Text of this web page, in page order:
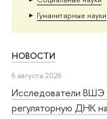
Гуманитарные науки
НОВОСТИ
6 августа 2026
Исследователи ВШЭ
регуляторную ДНК